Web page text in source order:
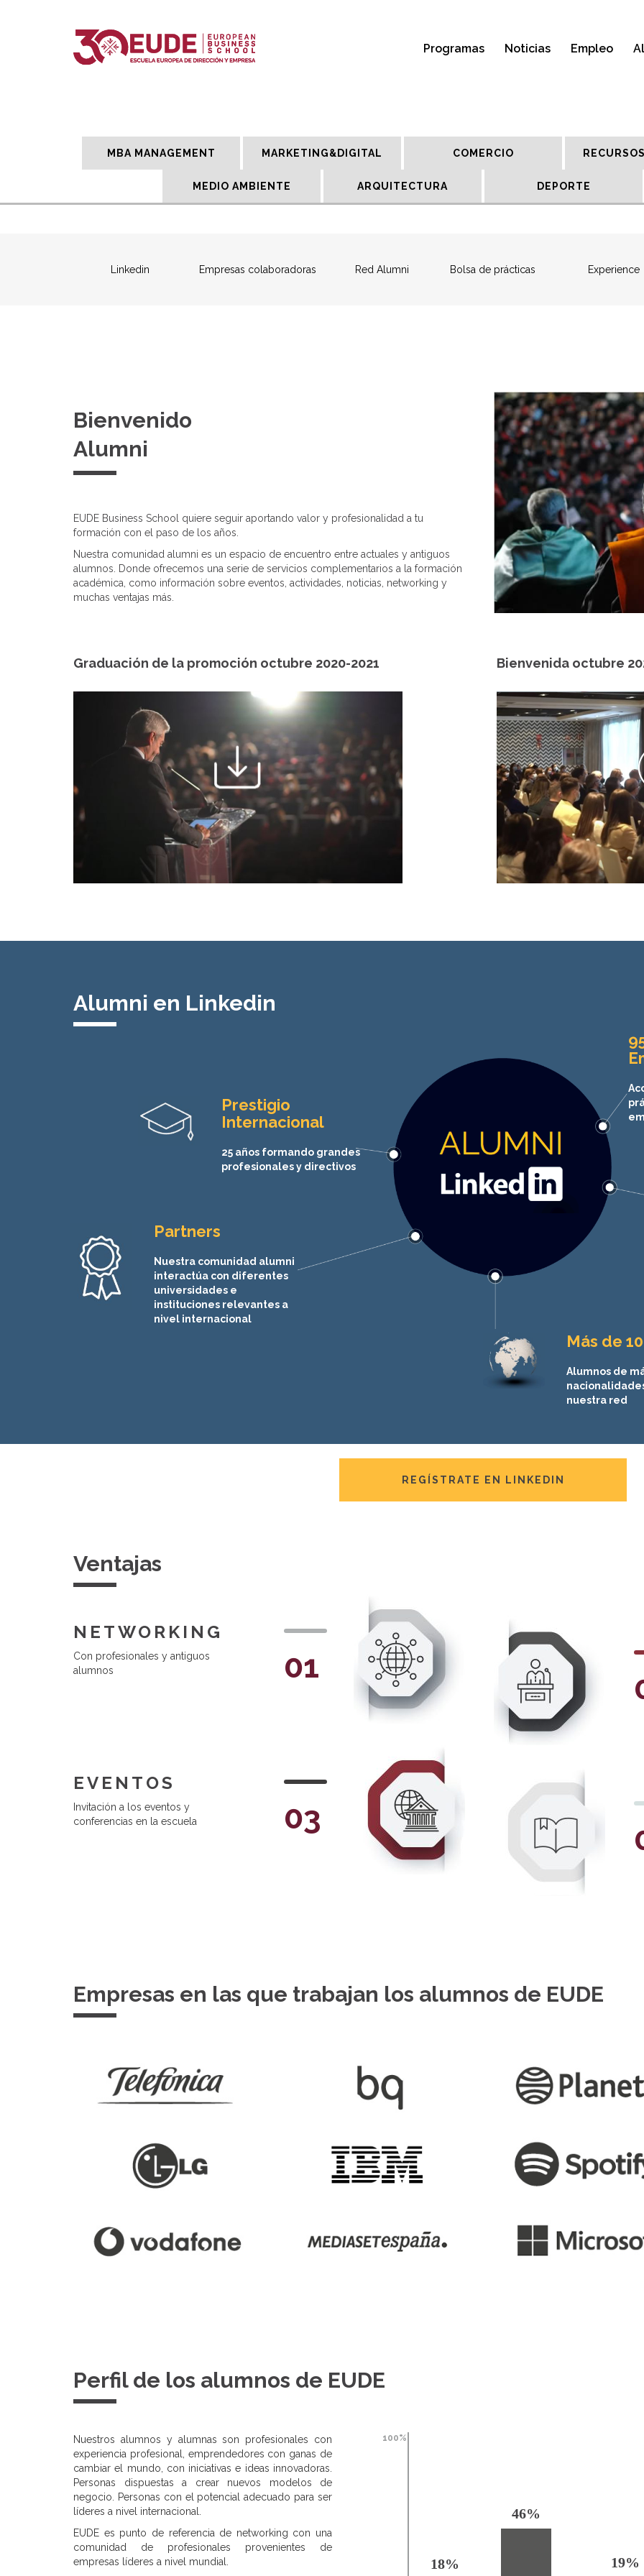
Programas Noticias Empleo
MBA MANAGEMENT MARKETING&DIGITAL COMERCIO
MEDIO AMBIENTE ARQUITECTURA DEPORTE
Linkedin Empresas colaboradoras Red Alumni Bolsa de prácticas Experience
Bienvenido
Alumni
EUDE Business School quiere seguir aportando valor y profesionalidad a tu
formación con el paso de los años.
Nuestra comunidad alumni es un espacio de encuentro entre actuales y antiguos
alumnos. Donde ofrecemos una serie de servicios complementarios a la formación
académica, como información sobre eventos, actividades, noticias, networking y
muchas ventajas más.
Graduación de la promoción octubre 2020-2021 Bienvenida octubre
Alumni en Linkedin
Prestigio
Internacional
25 años formando grandes
profesionales y directivos
Partners
Nuestra comunidad alumni
interactúa con diferentes
universidades e
instituciones relevantes a
nivel internacional
Más de
Alumnos de
nuestra red
REGÍSTRATE EN LINKEDIN
Ventajas
NETWORKING
Con profesionales y antiguos
alumnos
01
EVENTOS
Invitación a los eventos y
conferencias en la escuela
03
Empresas en las que trabajan los alumnos de EUDE
Perfil de los alumnos de EUDE
Nuestros alumnos y alumnas son profesionales con
experiencia profesional, emprendedores con ganas de
cambiar el mundo, con iniciativas e ideas innovadoras.
Personas dispuestas a crear nuevos modelos de
negocio. Personas con el potencial adecuado para ser
líderes a nivel internacional.
EUDE es punto de referencia de networking con una
comunidad de profesionales provenientes de
empresas líderes a nivel mundial.
100%
18%
46%
19%